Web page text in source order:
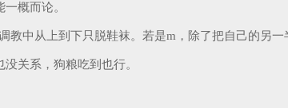
概而论。
中从上到下只脱鞋袜。若是m，除了把自己的另
关系，狗粮吃到也行。